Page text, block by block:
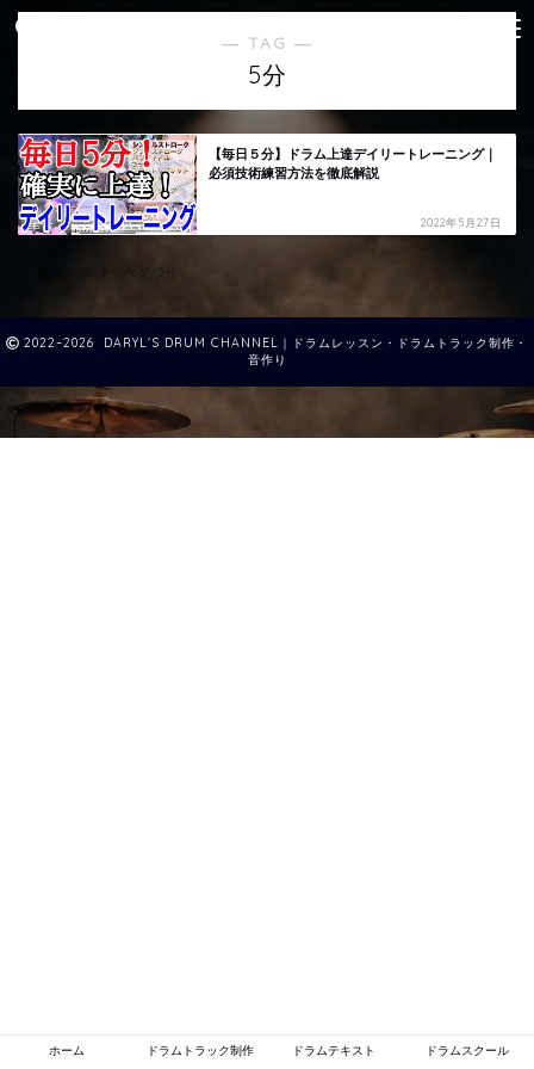
― TAG ―
5分
【毎日５分】ドラム上達デイリートレーニング｜
必須技術練習方法を徹底解説
2022年5月27日
2022–2026 DARYL'S DRUM CHANNEL｜ドラムレッスン・ドラムトラック制作・
音作り
ホーム ドラムトラック制作 ドラムテキスト ドラムスクール